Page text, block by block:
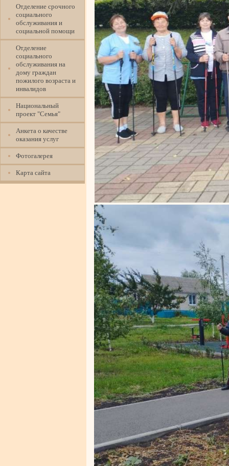
Отделение срочного
социального
обслуживания и
социальной помощи
Отделение
социального
обслуживания на
дому граждан
пожилого возраста и
инвалидов
Национальный
проект "Семья"
Анкета о качестве
оказания услуг
Фотогалерея
Карта сайта